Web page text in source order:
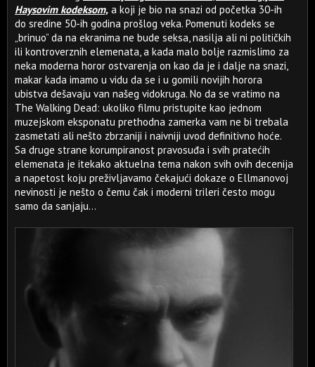
Haysovim kodeksom, a koji je bio na snazi od početka 30-ih
do sredine 50-ih godina prošlog veka. Pomenuti kodeks se
„brinuo” da na ekranima ne bude seksa, nasilja ali ni političkih
ili kontroverznih elemenata, a kada malo bolje razmislimo za
neka moderna horor ostvarenja on kao da je i dalje na snazi,
makar kada imamo u vidu da se i u gomili novijih horora
ubistva dešavaju van našeg vidokruga. No da se vratimo na
The Walking Dead: ukoliko filmu pristupite kao jednom
muzejskom eksponatu prethodna zamerka vam ne bi trebala
zasmetati ali nešto zbrzaniji i naivniji uvod definitivno hoće.
Sa druge strane korumpiranost pravosuđa i svih pratećih
elemenata je itekako aktuelna tema nakon svih ovih decenija
a napetost koju preživljavamo čekajući dokaze o Ellmanovoj
nevinosti je nešto o čemu čak i moderni trileri često mogu
samo da sanjaju…